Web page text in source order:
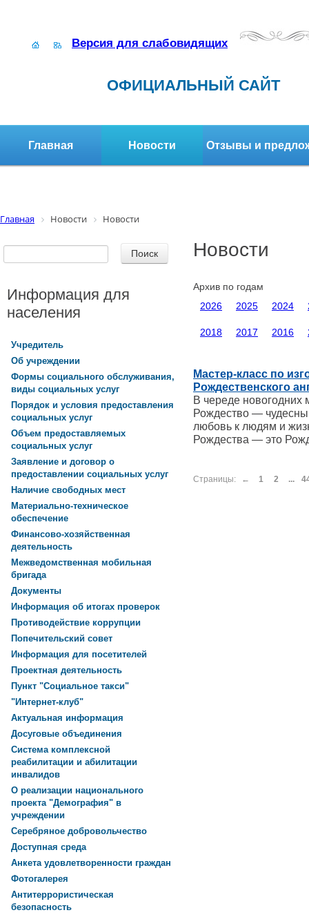
Версия для слабовидящих
ОФИЦИАЛЬНЫЙ САЙТ
Главная Новости Отзывы и
Главная Новости Новости
Новости
Архив по годам
2026
2025 2024
2018 2017 2016
Мастер-класс по
Рождественского
В череде новогодних
Рождество —
любовь к людям и
Рождества — это
Страницы: ← 1 2 ...
Информация для
населения
Учредитель
Об учреждении
Формы социального обслуживания,
виды социальных услуг
Порядок и условия предоставления
социальных услуг
Объем предоставляемых
социальных услуг
Заявление и договор о
предоставлении социальных услуг
Наличие свободных мест
Материально-техническое
обеспечение
Финансово-хозяйственная
деятельность
Межведомственная мобильная
бригада
Документы
Информация об итогах проверок
Противодействие коррупции
Попечительский совет
Информация для посетителей
Проектная деятельность
Пункт "Социальное такси"
"Интернет-клуб"
Актуальная информация
Досуговые объединения
Система комплексной
реабилитации и абилитации
инвалидов
О реализации национального
проекта "Демография" в
учреждении
Серебряное добровольчество
Доступная среда
Анкета удовлетворенности граждан
Фотогалерея
Антитеррористическая
безопасность